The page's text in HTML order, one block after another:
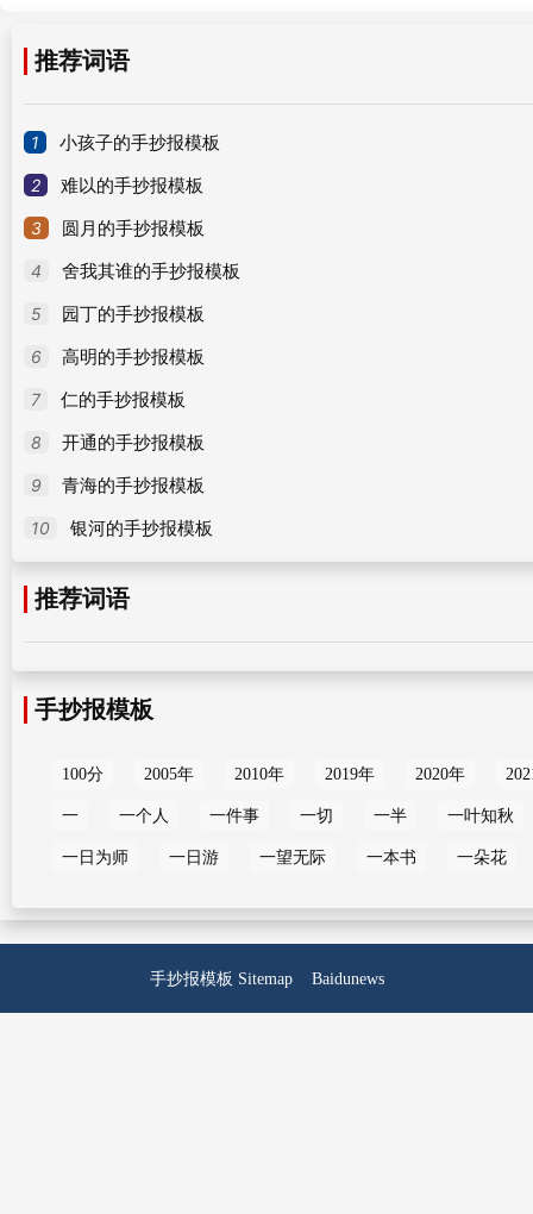
推荐词语
1 小孩子的手抄报模板
2 难以的手抄报模板
3 圆月的手抄报模板
4 舍我其谁的手抄报模板
5 园丁的手抄报模板
6 高明的手抄报模板
7 仁的手抄报模板
8 开通的手抄报模板
9 青海的手抄报模板
10 银河的手抄报模板
推荐词语
手抄报模板
100分 2005年 2010年 2019年 2020年
一 一个人 一件事 一切 一半 一叶知秋
一日为师 一日游 一望无际 一本书 一朵花
手抄报模板 Sitemap Baidunews